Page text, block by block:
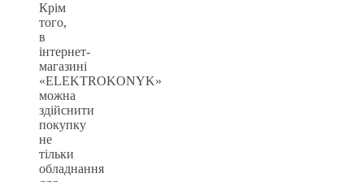
Крім
того,
в
інтернет-
магазині
«ELEKTROKONYK»
можна
здійснити
покупку
не
тільки
обладнання